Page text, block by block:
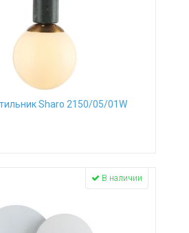
Sharo 2150/05/01W
В наличии